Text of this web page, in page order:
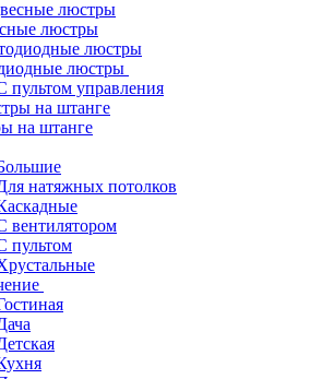
люстры
люстры
пультом управления
на штанге
натяжных потолков
вентилятором
пультом